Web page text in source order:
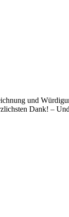
und
Dank! –